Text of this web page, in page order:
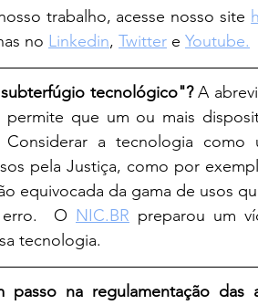
trabalho, acesse nosso site
no Linkedin, Twitter e Youtube.
tecnológico"? A
permite que um ou mais
Considerar a tecnologia como
pela Justiça, como por
equivocada da gama de usos
erro.  O NIC.BR preparou um
tecnologia.
na regulamentação das